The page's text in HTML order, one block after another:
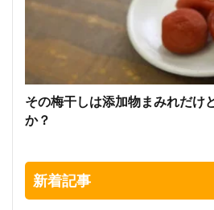
その梅干しは添加物まみれだけ
か？
新着記事